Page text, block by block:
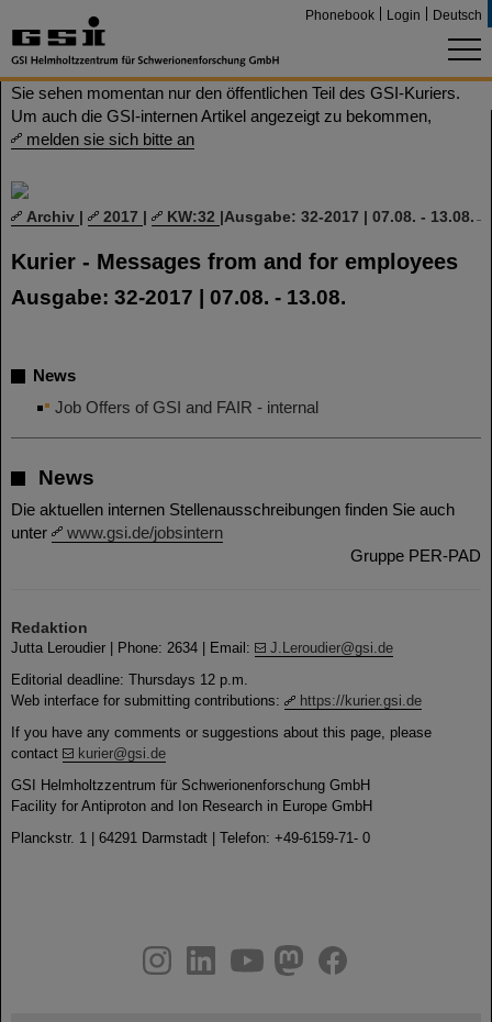
Phonebook Login Deutsch
Sie sehen momentan nur den öffentlichen Teil des GSI-Kuriers.
Um auch die GSI-internen Artikel angezeigt zu bekommen,
melden sie sich bitte an
Archiv | 2017 | KW:32 |Ausgabe: 32-2017 | 07.08. - 13.08.
Kurier - Messages from and for employees
Ausgabe: 32-2017 | 07.08. - 13.08.
News
Job Offers of GSI and FAIR - internal
News
Die aktuellen internen Stellenausschreibungen finden Sie auch
unter
www.gsi.de/jobsintern
Gruppe PER-PAD
Redaktion
Jutta Leroudier | Phone: 2634 | Email:
J.Leroudier@gsi.de
Editorial deadline: Thursdays 12 p.m.
Web interface for submitting contributions:
https://kurier.gsi.de
If you have any comments or suggestions about this page, please
contact
kurier@gsi.de
GSI Helmholtzzentrum für Schwerionenforschung GmbH
Facility for Antiproton and Ion Research in Europe GmbH
Planckstr. 1 | 64291 Darmstadt | Telefon: +49-6159-71- 0
youtube
helmholtz.social
facebook